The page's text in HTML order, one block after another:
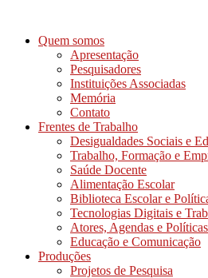
Quem somos
Apresentação
Pesquisadores
Instituições Associadas
Memória
Contato
Frentes de Trabalho
Desigualdades Sociais e
Trabalho, Formação e
Saúde Docente
Alimentação Escolar
Biblioteca Escolar e
Tecnologias Digitais e
Atores, Agendas e
Educação e Comunicação
Produções
Projetos de Pesquisa